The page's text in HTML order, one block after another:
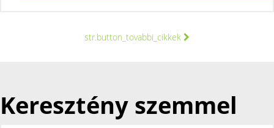
str.button_tovabbi_cikkek
Keresztény szemmel